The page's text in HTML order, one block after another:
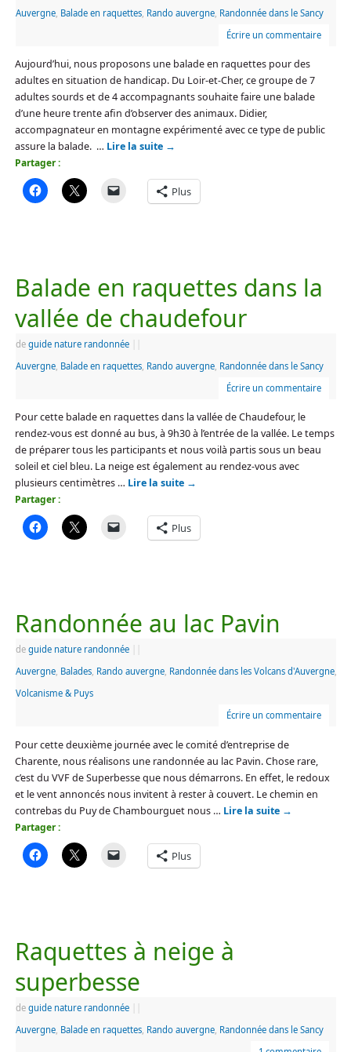
Auvergne, Balade en raquettes, Rando auvergne, Randonnée dans le Sancy
Écrire un commentaire
Aujourd’hui, nous proposons une balade en raquettes pour des
adultes en situation de handicap. Du Loir-et-Cher, ce groupe de 7
adultes sourds et de 4 accompagnants souhaite faire une balade
d’une heure trente afin d’observer des animaux. Didier,
accompagnateur en montagne expérimenté avec ce type de public
assure la balade. … Lire la suite →
Partager :
Plus
Balade en raquettes dans la
vallée de chaudefour
de guide nature randonnée
Auvergne, Balade en raquettes, Rando auvergne, Randonnée dans le Sancy
Écrire un commentaire
Pour cette balade en raquettes dans la vallée de Chaudefour, le
rendez-vous est donné au bus, à 9h30 à l’entrée de la vallée. Le temps
de préparer tous les participants et nous voilà partis sous un beau
soleil et ciel bleu. La neige est également au rendez-vous avec
plusieurs centimètres … Lire la suite →
Partager :
Plus
Randonnée au lac Pavin
de guide nature randonnée
Auvergne, Balades, Rando auvergne, Randonnée dans les Volcans d'Auvergne,
Volcanisme & Puys
Écrire un commentaire
Pour cette deuxième journée avec le comité d’entreprise de
Charente, nous réalisons une randonnée au lac Pavin. Chose rare,
c’est du VVF de Superbesse que nous démarrons. En effet, le redoux
et le vent annoncés nous invitent à rester à couvert. Le chemin en
contrebas du Puy de Chambourguet nous … Lire la suite →
Partager :
Plus
Raquettes à neige à
superbesse
de guide nature randonnée
Auvergne, Balade en raquettes, Rando auvergne, Randonnée dans le Sancy